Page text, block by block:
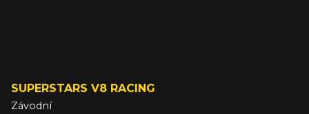
SUPERSTARS V8 RACING
Závodní